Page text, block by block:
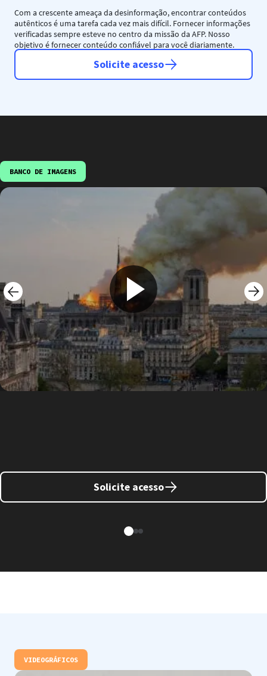
Com a crescente ameaça da desinformação, encontrar conteúdos
autênticos é uma tarefa cada vez mais difícil. Fornecer informações
verificadas sempre esteve no centro da missão da AFP. Nosso
objetivo é fornecer conteúdo confiável para você diariamente.
Solicite acesso
BANCO DE IMAGENS
Solicite acesso
VIDEOGRÁFICOS